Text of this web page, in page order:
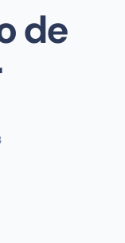
de